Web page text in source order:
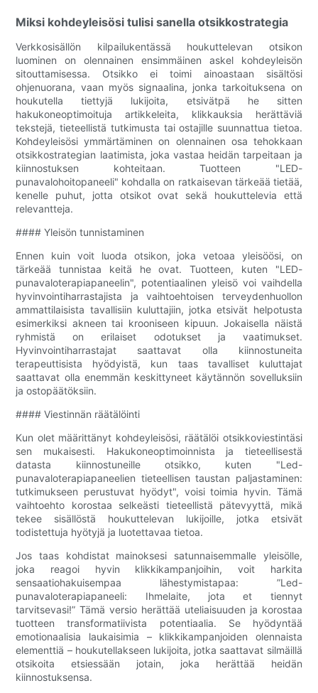
Miksi kohdeyleisösi tulisi sanella otsikkostrategia
Verkkosisällön kilpailukentässä houkuttelevan otsikon
luominen on olennainen ensimmäinen askel kohdeyleisön
sitouttamisessa. Otsikko ei toimi ainoastaan ​​sisältösi
ohjenuorana, vaan myös signaalina, jonka tarkoituksena on
houkutella tiettyjä lukijoita, etsivätpä he sitten
hakukoneoptimoituja artikkeleita, klikkauksia herättäviä
tekstejä, tieteellistä tutkimusta tai ostajille suunnattua tietoa.
Kohdeyleisösi ymmärtäminen on olennainen osa tehokkaan
otsikkostrategian laatimista, joka vastaa heidän tarpeitaan ja
kiinnostuksen kohteitaan. Tuotteen "LED-
punavalohoitopaneeli" kohdalla on ratkaisevan tärkeää tietää,
kenelle puhut, jotta otsikot ovat sekä houkuttelevia että
relevantteja.
#### Yleisön tunnistaminen
Ennen kuin voit luoda otsikon, joka vetoaa yleisöösi, on
tärkeää tunnistaa keitä he ovat. Tuotteen, kuten "LED-
punavaloterapiapaneelin", potentiaalinen yleisö voi vaihdella
hyvinvointiharrastajista ja vaihtoehtoisen terveydenhuollon
ammattilaisista tavallisiin kuluttajiin, jotka etsivät helpotusta
esimerkiksi akneen tai krooniseen kipuun. Jokaisella näistä
ryhmistä on erilaiset odotukset ja vaatimukset.
Hyvinvointiharrastajat saattavat olla kiinnostuneita
terapeuttisista hyödyistä, kun taas tavalliset kuluttajat
saattavat olla enemmän keskittyneet käytännön sovelluksiin
ja ostopäätöksiin.
#### Viestinnän räätälöinti
Kun olet määrittänyt kohdeyleisösi, räätälöi otsikkoviestintäsi
sen mukaisesti. Hakukoneoptimoinnista ja tieteellisestä
datasta kiinnostuneille otsikko, kuten "Led-
punavaloterapiapaneelien tieteellisen taustan paljastaminen:
tutkimukseen perustuvat hyödyt", voisi toimia hyvin. Tämä
vaihtoehto korostaa selkeästi tieteellistä pätevyyttä, mikä
tekee sisällöstä houkuttelevan lukijoille, jotka etsivät
todistettuja hyötyjä ja luotettavaa tietoa.
Jos taas kohdistat mainoksesi satunnaisemmalle yleisölle,
joka reagoi hyvin klikkikampanjoihin, voit harkita
sensaatiohakuisempaa lähestymistapaa: ”Led-
punavaloterapiapaneeli: Ihmelaite, jota et tiennyt
tarvitsevasi!” Tämä versio herättää uteliaisuuden ja korostaa
tuotteen transformatiivista potentiaalia. Se hyödyntää
emotionaalisia laukaisimia – klikkikampanjoiden olennaista
elementtiä – houkutellakseen lukijoita, jotka saattavat silmäillä
otsikoita etsiessään jotain, joka herättää heidän
kiinnostuksensa.